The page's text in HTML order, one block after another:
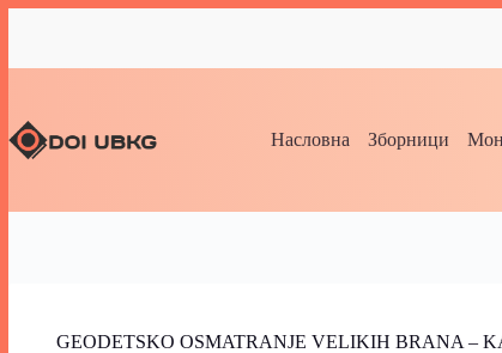
Насловна Зборници
GEODETSKO OSMATRANJE VELIKIH BRANA –